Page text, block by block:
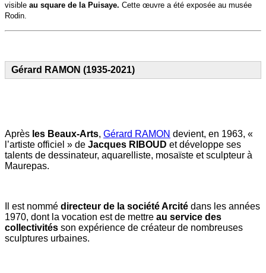
visible au square de la Puisaye. Cette œuvre a été exposée au musée
Rodin.
Gérard RAMON (1935-2021)
Après les Beaux-Arts, Gérard RAMON devient, en 1963, «
l’artiste officiel » de Jacques RIBOUD et développe ses
talents de dessinateur, aquarelliste, mosaïste et sculpteur à
Maurepas.
Il est nommé directeur de la société Arcité dans les années
1970, dont la vocation est de mettre au service des
collectivités son expérience de créateur de nombreuses
sculptures urbaines.